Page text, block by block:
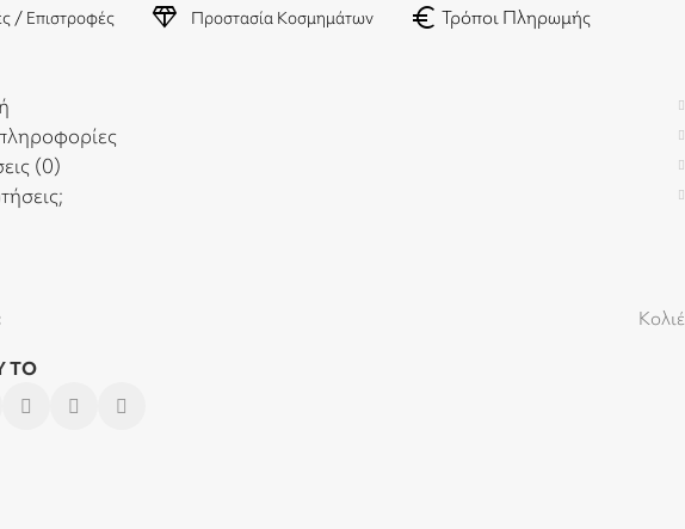
/ Επιστροφές diamond Προστασία Κοσμημάτων euro Τρόποι Πληρωμής
(0)
Κολιέ
ΤΟ